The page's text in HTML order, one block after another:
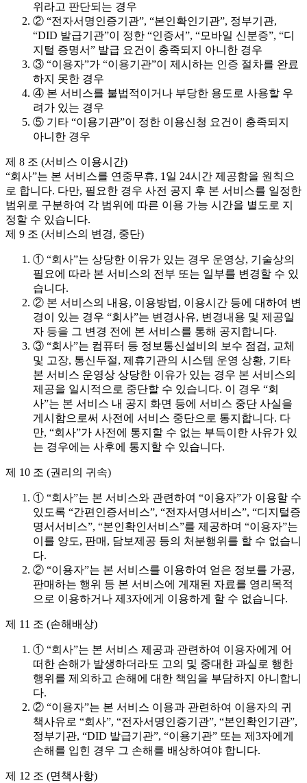
위라고 판단되는 경우
② “전자서명인증기관”, “본인확인기관”, 정부기관,
“DID 발급기관”이 정한 “인증서”, “모바일 신분증”, “디
지털 증명서” 발급 요건이 충족되지 아니한 경우
③ “이용자”가 “이용기관”이 제시하는 인증 절차를 완료
하지 못한 경우
④ 본 서비스를 불법적이거나 부당한 용도로 사용할 우
려가 있는 경우
⑤ 기타 “이용기관”이 정한 이용신청 요건이 충족되지
아니한 경우
제 8 조 (서비스 이용시간)
“회사”는 본 서비스를 연중무휴, 1일 24시간 제공함을 원칙으
로 합니다. 다만, 필요한 경우 사전 공지 후 본 서비스를 일정한
범위로 구분하여 각 범위에 따른 이용 가능 시간을 별도로 지
정할 수 있습니다.
제 9 조 (서비스의 변경, 중단)
① “회사”는 상당한 이유가 있는 경우 운영상, 기술상의
필요에 따라 본 서비스의 전부 또는 일부를 변경할 수 있
습니다.
② 본 서비스의 내용, 이용방법, 이용시간 등에 대하여 변
경이 있는 경우 “회사”는 변경사유, 변경내용 및 제공일
자 등을 그 변경 전에 본 서비스를 통해 공지합니다.
③ “회사”는 컴퓨터 등 정보통신설비의 보수 점검, 교체
및 고장, 통신두절, 제휴기관의 시스템 운영 상황, 기타
본 서비스 운영상 상당한 이유가 있는 경우 본 서비스의
제공을 일시적으로 중단할 수 있습니다. 이 경우 “회
사”는 본 서비스 내 공지 화면 등에 서비스 중단 사실을
게시함으로써 사전에 서비스 중단으로 통지합니다. 다
만, “회사”가 사전에 통지할 수 없는 부득이한 사유가 있
는 경우에는 사후에 통지할 수 있습니다.
제 10 조 (권리의 귀속)
① “회사”는 본 서비스와 관련하여 “이용자”가 이용할 수
있도록 “간편인증서비스”, “전자서명서비스”, “디지털증
명서서비스”, “본인확인서비스”를 제공하며 “이용자”는
이를 양도, 판매, 담보제공 등의 처분행위를 할 수 없습니
다.
② “이용자”는 본 서비스를 이용하여 얻은 정보를 가공,
판매하는 행위 등 본 서비스에 게재된 자료를 영리목적
으로 이용하거나 제3자에게 이용하게 할 수 없습니다.
제 11 조 (손해배상)
① “회사”는 본 서비스 제공과 관련하여 이용자에게 어
떠한 손해가 발생하더라도 고의 및 중대한 과실로 행한
행위를 제외하고 손해에 대한 책임을 부담하지 아니합니
다.
② “이용자”는 본 서비스 이용과 관련하여 이용자의 귀
책사유로 “회사”, “전자서명인증기관”, “본인확인기관”,
정부기관, “DID 발급기관”, “이용기관” 또는 제3자에게
손해를 입힌 경우 그 손해를 배상하여야 합니다.
제 12 조 (면책사항)